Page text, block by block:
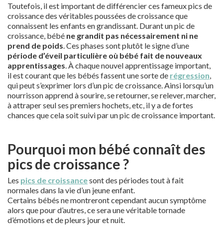
Toutefois, il est important de différencier ces fameux pics de
croissance des véritables poussées de croissance que
connaissent les enfants en grandissant. Durant un pic de
croissance, bébé ne grandit pas nécessairement ni ne
prend de poids . Ces phases sont plutôt le signe d’une
période d’éveil particulière où bébé fait de nouveaux
apprentissages . À chaque nouvel apprentissage important,
il est courant que les bébés fassent une sorte de régression
qui peut s’exprimer lors d’un pic de croissance. Ainsi lorsqu’un
nourrisson apprend à sourire, se retourner, se relever, marcher,
à attraper seul ses premiers hochets, etc, il y a de fortes
chances que cela soit suivi par un pic de croissance important.
Pourquoi mon bébé connaît des
pics de croissance ?
Les pics de croissancesont des périodes tout à fait
normales dans la vie d’un jeune enfant.
Certains bébés ne montreront cependant aucun symptôme
alors que pour d’autres, ce sera une véritable tornade
d’émotions et de pleurs jour et nuit.